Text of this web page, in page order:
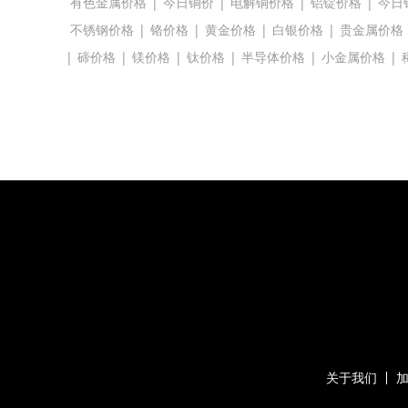
不锈钢价格 | 铬价格 | 黄金价格 | 白银价格 | 贵金属价格
| 碲价格 | 镁价格 | 钛价格 | 半导体价格 | 小金属价格 |
关于我们